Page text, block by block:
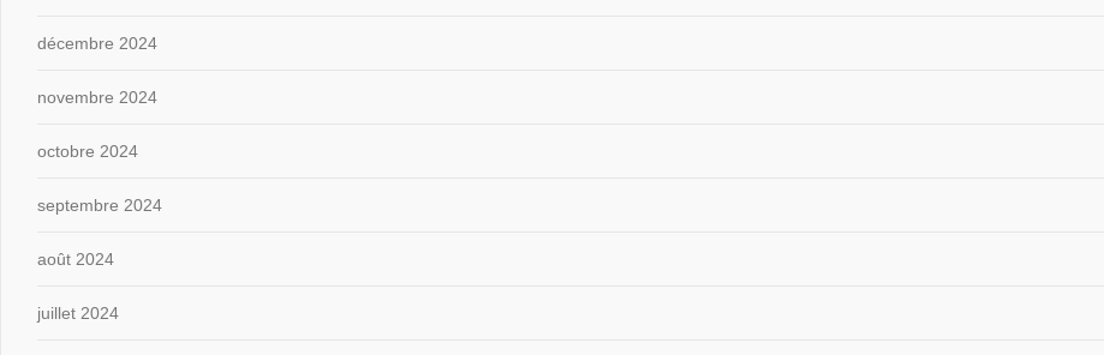
décembre 2024
novembre 2024
octobre 2024
septembre 2024
août 2024
juillet 2024